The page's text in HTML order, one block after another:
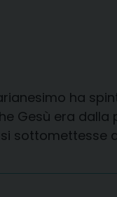
ha
Gesù era dalla
sottomettesse